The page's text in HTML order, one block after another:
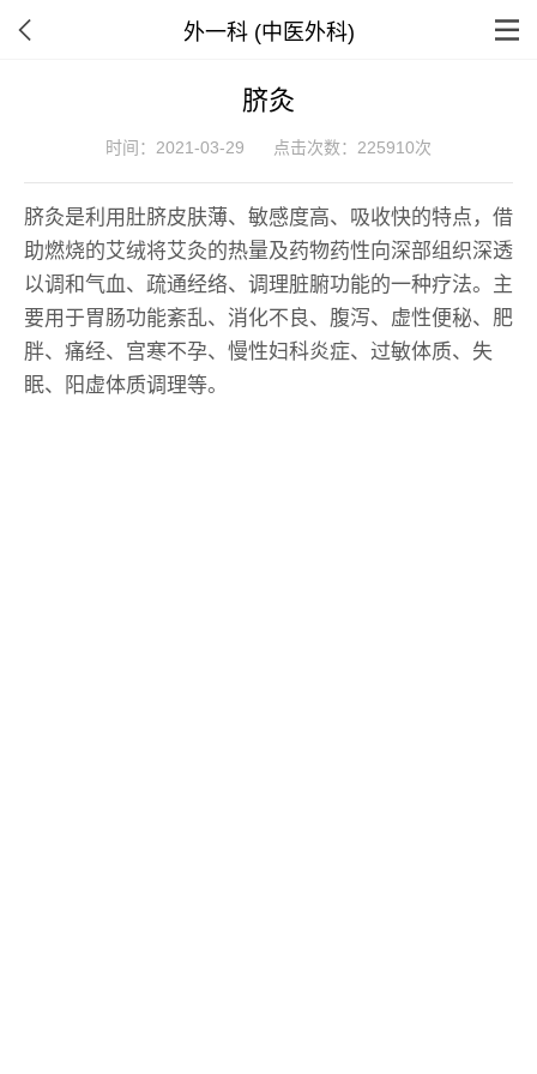
外一科 (中医外科)
脐灸
时间：2021-03-29 点击次数：225910次
脐灸是利用肚脐皮肤薄、敏感度高、吸收快的特点，借
助燃烧的艾绒将艾灸的热量及药物药性向深部组织深透
以调和气血、疏通经络、调理脏腑功能的一种疗法。主
要用于胃肠功能紊乱、消化不良、腹泻、虚性便秘、肥
胖、痛经、宫寒不孕、慢性妇科炎症、过敏体质、失
眠、阳虚体质调理等。